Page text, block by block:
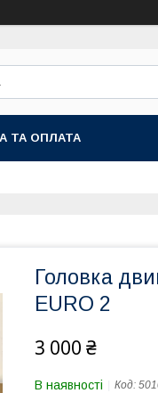
ТА ОПЛАТА
Головка
EURO 2
3 000 ₴
В наявності Код: